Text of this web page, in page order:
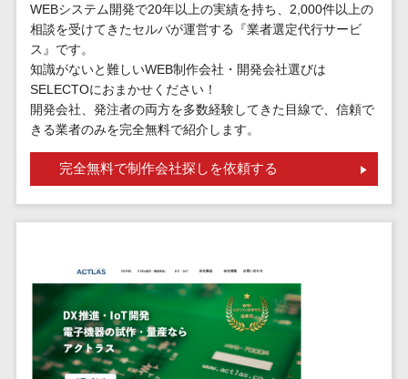
認証システム>
クラウド型セキュリティカメラ>
メールセキュリティ>
メール・ファイル無害化>
サンドボックス>
委託先管理サービス> WAF>
エンドポイントセキュリティ
（EDR）>
CASB> ファイル暗号化>
システム
ポート
コールセンタ
ーCRM
システム(IVR)
カスタマーサ
クセスツール
ITサービスマネ
ジメントツール
WEBシステム開発で20年以上の実績を持ち、2,000件以上の
相談を受けてきたセルバが運営する『業者選定代行サービ
ス』です。
知識がないと難しいWEB制作会社・開発会社選びは
SELECTOにおまかせください！
開発会社、発注者の両方を多数経験してきた目線で、信頼で
きる業者のみを完全無料で紹介します。
完全無料で制作会社探しを依頼する